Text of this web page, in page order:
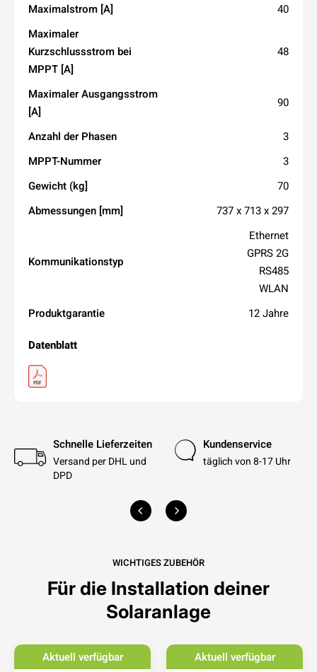
Maximalstrom [A]
40
Maximaler
Kurzschlussstrom bei
MPPT [A]
48
Maximaler Ausgangsstrom
[A]
90
Anzahl der Phasen
3
MPPT-Nummer
3
Gewicht (kg]
70
Abmessungen [mm]
737 x 713 x 297
Kommunikationstyp
Ethernet
GPRS 2G
RS485
WLAN
Produktgarantie
12 Jahre
Datenblatt
Schnelle Lieferzeiten
Versand per DHL und
DPD
Kundenservice
täglich von 8-17 Uhr
WICHTIGES ZUBEHÖR
Für die Installation deiner
Solaranlage
Aktuell verfügbar Aktuell verfügbar